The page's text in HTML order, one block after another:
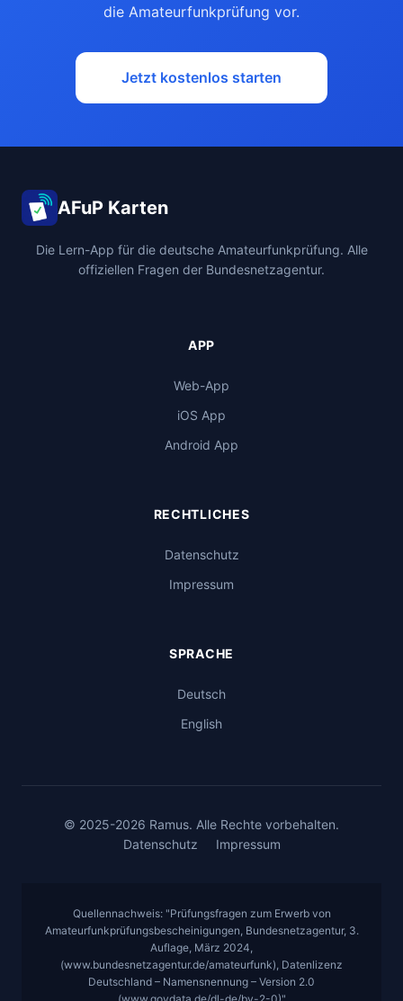
die Amateurfunkprüfung vor.
Jetzt kostenlos starten
AFuP Karten
Die Lern-App für die deutsche Amateurfunkprüfung. Alle
offiziellen Fragen der Bundesnetzagentur.
APP
Web-App
iOS App
Android App
RECHTLICHES
Datenschutz
Impressum
SPRACHE
Deutsch
English
© 2025-2026 Ramus. Alle Rechte vorbehalten.
Datenschutz
Impressum
Quellennachweis: "Prüfungsfragen zum Erwerb von
Amateurfunkprüfungsbescheinigungen, Bundesnetzagentur, 3.
Auflage, März 2024,
(www.bundesnetzagentur.de/amateurfunk), Datenlizenz
Deutschland – Namensnennung – Version 2.0